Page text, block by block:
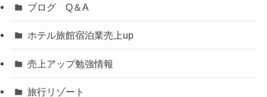
ブログ Q＆A
ホテル旅館宿泊業売上up
売上アップ勉強情報
旅行リゾート